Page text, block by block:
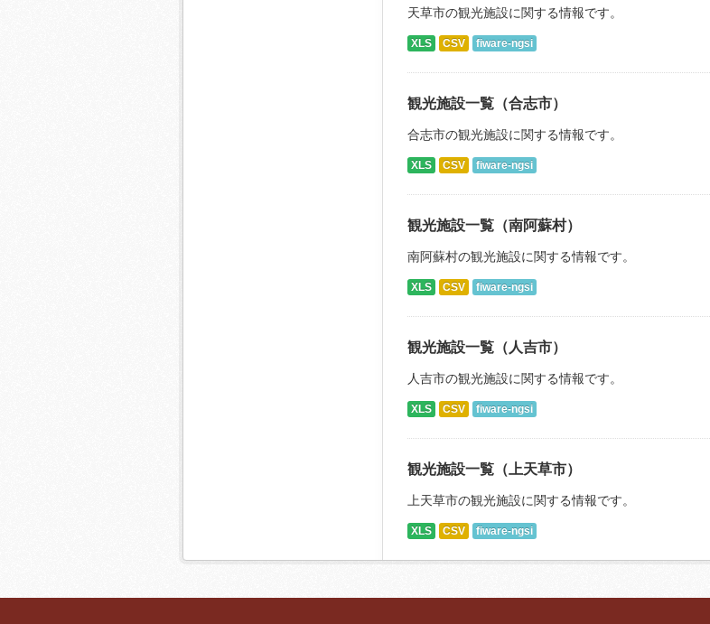
天草市の観光施設に関する情報です。
XLS CSV fiware-ngsi
観光施設一覧（合志市）
合志市の観光施設に関する情報です。
XLS CSV fiware-ngsi
観光施設一覧（南阿蘇村）
南阿蘇村の観光施設に関する情報です。
XLS CSV fiware-ngsi
観光施設一覧（人吉市）
人吉市の観光施設に関する情報です。
XLS CSV fiware-ngsi
観光施設一覧（上天草市）
上天草市の観光施設に関する情報です。
XLS CSV fiware-ngsi